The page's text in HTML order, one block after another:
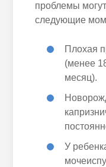
проблемы
следующие
Плохая
(менее
месяц).
У